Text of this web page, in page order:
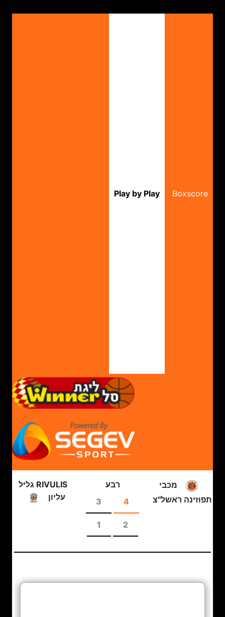
Boxscore
Play by Play
מכבי
תפוזינה ראשל"צ
רבע
4
3
2
1
RIVULIS גליל
עליון